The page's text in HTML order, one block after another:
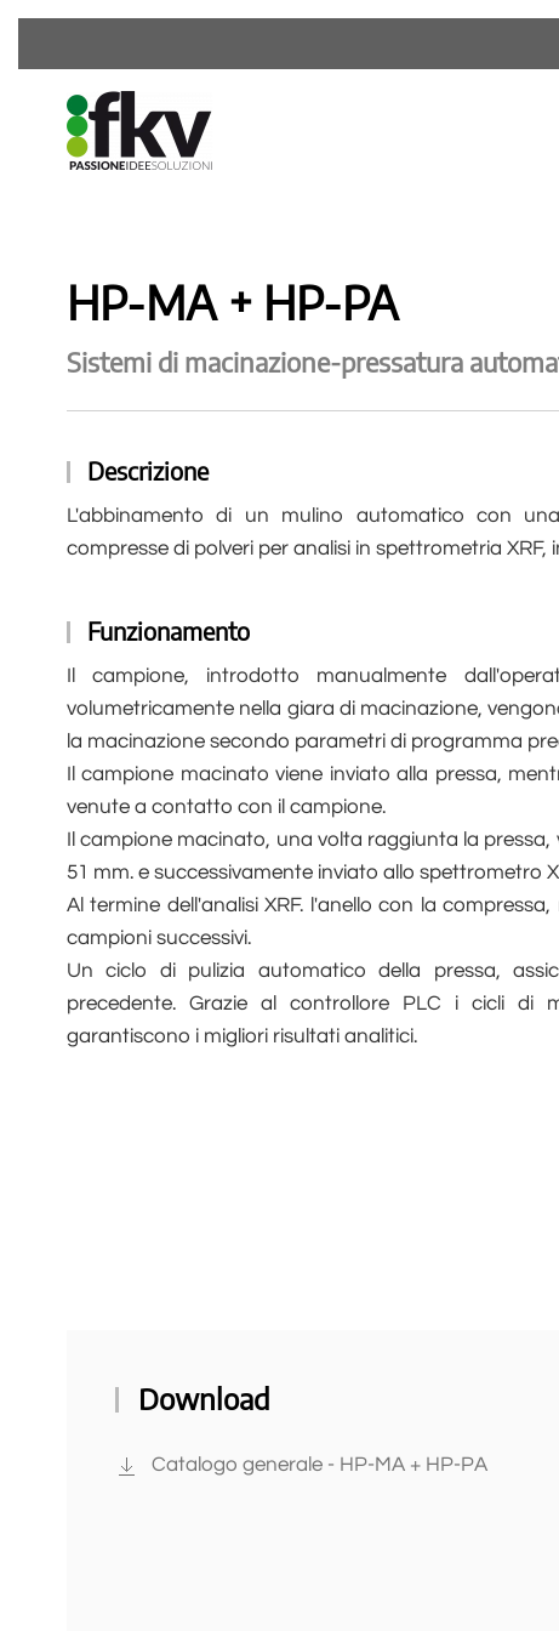
HP-MA + HP-PA
Sistemi di macinazione-pressatura
Descrizione
L'abbinamento di un mulino automatico con
compresse di polveri per analisi in spettrometria
Funzionamento
Il campione, introdotto manualmente
volumetricamente nella giara di macinazione,
la macinazione secondo parametri di programma
Il campione macinato viene inviato alla pressa,
venute a contatto con il campione.
Il campione macinato, una volta raggiunta la
51 mm. e successivamente inviato allo spettrometro
Al termine dell'analisi XRF. l'anello con la
campioni successivi.
Un ciclo di pulizia automatico della pressa,
precedente. Grazie al controllore PLC i cicli di
garantiscono i migliori risultati analitici.
Download
Catalogo generale - HP-MA + HP-PA